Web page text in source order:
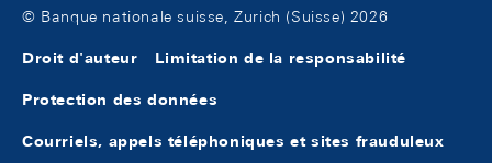
© Banque nationale suisse, Zurich (Suisse) 2026
Droit d'auteur Limitation de la responsabilité
Protection des données
Courriels, appels téléphoniques et sites frauduleux